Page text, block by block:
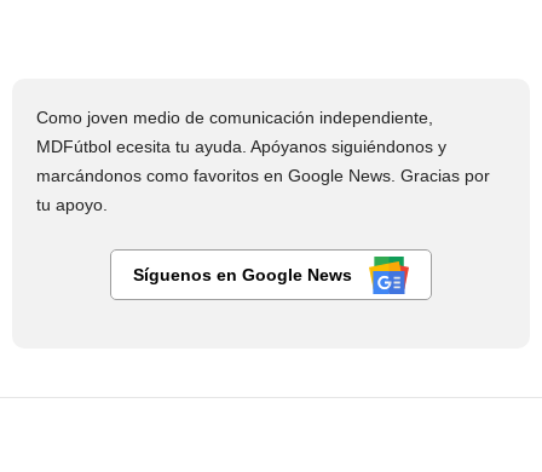
Como joven medio de comunicación independiente,
MDFútbol ecesita tu ayuda. Apóyanos siguiéndonos y
marcándonos como favoritos en Google News. Gracias por
tu apoyo.
Síguenos en Google News